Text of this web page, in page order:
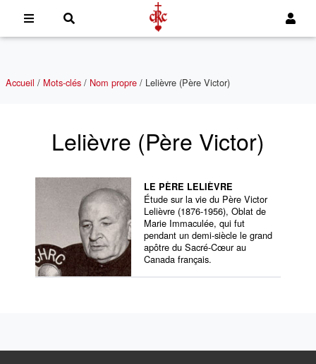
Accueil / Mots-clés / Nom propre / Lelièvre (Père Victor)
Lelièvre (Père Victor)
LE PÈRE LELIÈVRE
Étude sur la vie du Père Victor
Lelièvre (1876-1956), Oblat de
Marie Immaculée, qui fut
pendant un demi-siècle le grand
apôtre du Sacré-Cœur au
Canada français.